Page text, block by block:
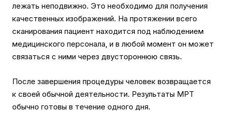
лежать неподвижно. Это необходимо для получения
качественных изображений. На протяжении всего
сканирования пациент находится под наблюдением
медицинского персонала, и в любой момент он может
связаться с ними через двустороннюю связь.
После завершения процедуры человек возвращается
к своей обычной деятельности. Результаты МРТ
обычно готовы в течение одного дня.